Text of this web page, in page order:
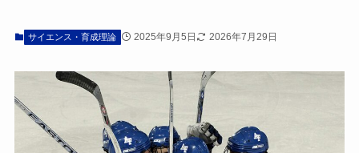
サイエンス・育成理論 2025年9月5日 2026年7月29日